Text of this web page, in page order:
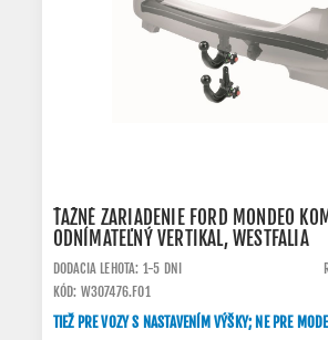
ŤAŽNÉ ZARIADENIE FORD MONDEO
ODNÍMATEĽNÝ VERTIKAL, WESTFALIA
DODACIA LEHOTA: 1-5 DNI
KÓD: W307476.FO1
TIEŽ PRE VOZY S NASTAVENÍM VÝŠKY; NE PRE